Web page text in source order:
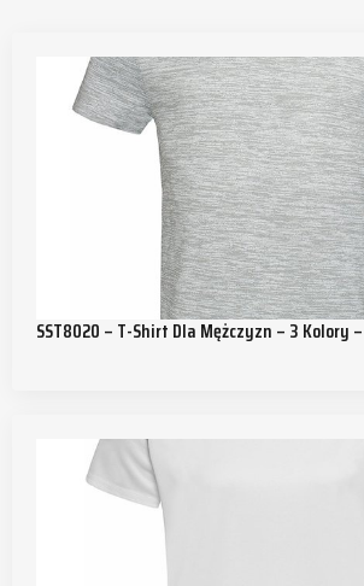
SST8020 – T-Shirt Dla Mężczyzn – 3 Kolory